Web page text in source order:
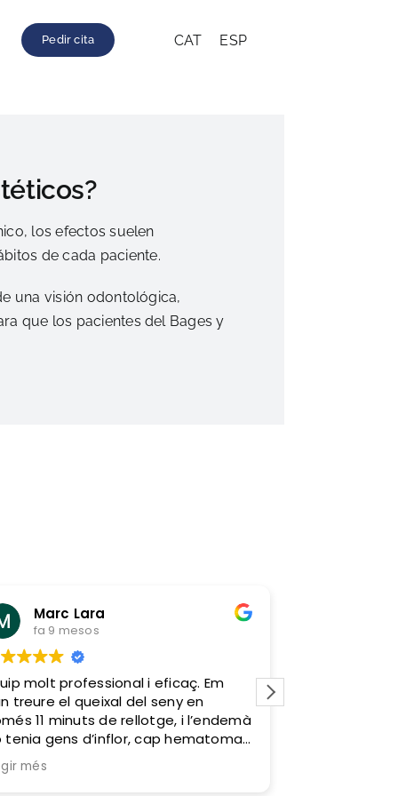
Pedir cita CAT ESP
los efectos suelen
de cada paciente.
una visión odontológica,
que los pacientes del Bages y
Marc Lara
fa 9 mesos
molt professional i eficaç. Em
treure el queixal del seny en
11 minuts de rellotge, i l’endemà
tenia gens d’inflor, cap hematoma
molèstia. Zero sagnats i zero
Em van tractar molt bé i van fer
més